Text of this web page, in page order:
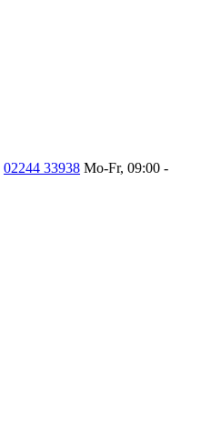
02244 33938 Mo-Fr, 09:00 -